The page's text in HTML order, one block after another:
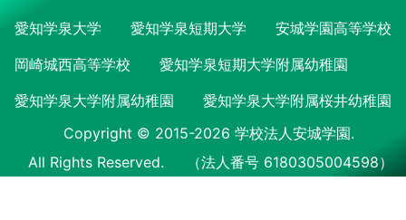
愛知学泉大学 愛知学泉短期大学
安城学園高等学校
岡崎城西高等学校
愛知学泉短期大学附属幼稚園
愛知学泉大学附属幼稚園
愛知学泉大学附属桜井幼稚園
Copyright © 2015-2026 学校法人安城学園.
All Rights Reserved.
（法人番号 6180305004598）